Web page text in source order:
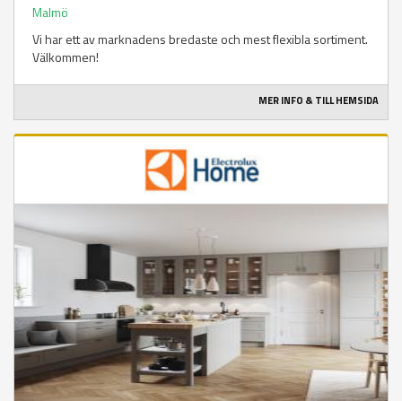
Malmö
Vi har ett av marknadens bredaste och mest flexibla sortiment.
Välkommen!
MER INFO & TILL HEMSIDA